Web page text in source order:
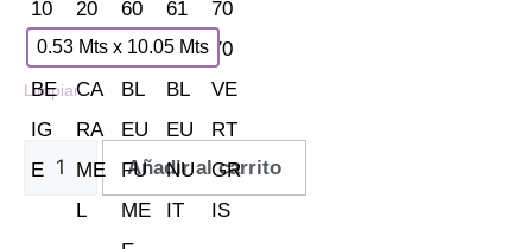
0.53 Mts x 10.05 Mts
Limpiar
Añadir al carrito